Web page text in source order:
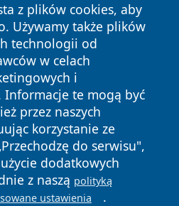
z plików cookies, aby
Używamy także plików
technologii od
w celach
i
Informacje te mogą być
przez naszych
korzystanie ze
do serwisu",
dodatkowych
z naszą polityką
ustawienia .
Wszystkie prawa
Polityka
Cookies